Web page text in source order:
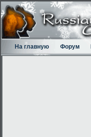
На главную Форум